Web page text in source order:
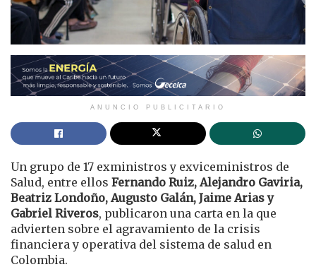
ANUNCIO PUBLICITARIO
Un grupo de 17 exministros y exviceministros de
Salud, entre ellos Fernando Ruiz, Alejandro Gaviria,
Beatriz Londoño, Augusto Galán, Jaime Arias y
Gabriel Riveros, publicaron una carta en la que
advierten sobre el agravamiento de la crisis
financiera y operativa del sistema de salud en
Colombia.